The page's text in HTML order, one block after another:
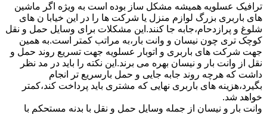
ترافیک عسلویه همیشه مشکل ساز بوده است به ویژه اگر ماشین
های باربری بزرگ لوازم منزل یا شرکت ها را در این خیابا ن های
شلوغ و پرازدحام،جابه جا کنند.این مشکلات برای وسایل حمل و نقل
کوچک تری چون نیسان و وانت بار،به مراتب کمتر است.به همین
جهت شرکت های باربری و اتوبار عسلویه جهت تسریع روند حمل و
نقل از وانت بار و نیسان بهره می برند.این نکته را باید در مد نظر
داشت که هرچه روند جابه جایی و حمل بارسریع تر انجام
بگیرد،هزینه های باربری نهایی که مشتری باید پرداخت کند،کمتر
خواهد شد.
وانت بار و نیسان از جمله وسایل حمل و نقل با بدنه مستحکم با